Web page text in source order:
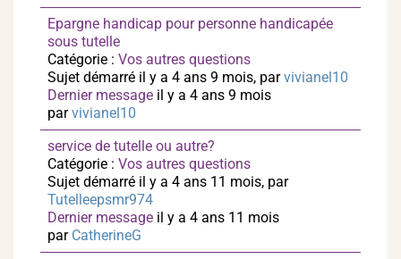
Epargne handicap pour personne handicapée
sous tutelle
Catégorie : Vos autres questions
Sujet démarré il y a 4 ans 9 mois, parvivianel10
Dernier message il y a 4 ans 9 mois
parvivianel10
service de tutelle ou autre?
Catégorie : Vos autres questions
Sujet démarré il y a 4 ans 11 mois, par
Tutelleepsmr974
Dernier message il y a 4 ans 11 mois
par CatherineG